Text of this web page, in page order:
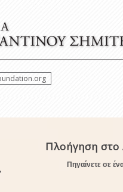
Πλοήγηση στο
Πηγαίνετε σε